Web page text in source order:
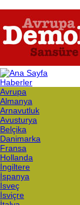
Haberler
Avrupa
Almanya
Arnavutluk
Avusturya
Belçika
Danimarka
Fransa
Hollanda
İngiltere
İspanya
İsveç
İsviçre